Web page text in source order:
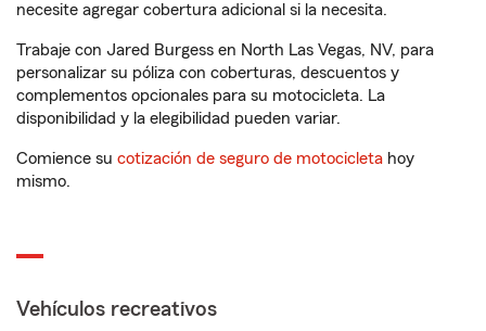
necesite agregar cobertura adicional si la necesita.
Trabaje con Jared Burgess en North Las Vegas, NV, para
personalizar su póliza con coberturas, descuentos y
complementos opcionales para su motocicleta. La
disponibilidad y la elegibilidad pueden variar.
Comience su cotización de seguro de motocicleta hoy
mismo.
Vehículos recreativos